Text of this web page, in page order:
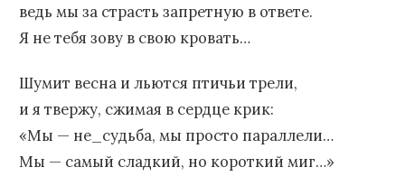
ведь мы за страсть запретную в ответе.
Я не тебя зову в свою кровать…
Шумит весна и льются птичьи трели,
и я твержу, сжимая в сердце крик:
«Мы — не_судьба, мы просто параллели…
Мы — самый сладкий, но короткий миг…»